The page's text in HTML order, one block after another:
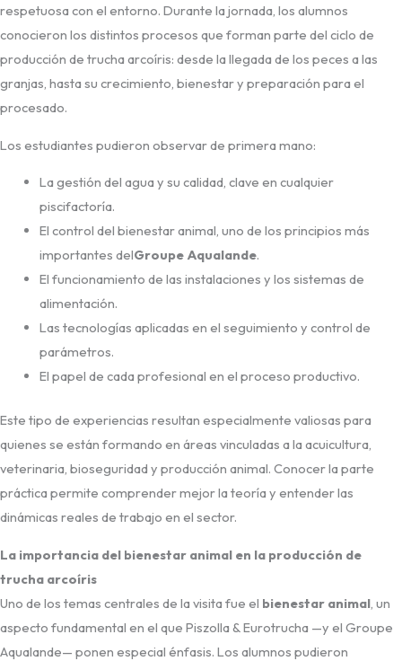
respetuosa con el entorno. Durante la jornada, los alumnos
conocieron los distintos procesos que forman parte del ciclo de
producción de trucha arcoíris: desde la llegada de los peces a las
granjas, hasta su crecimiento, bienestar y preparación para el
procesado.
Los estudiantes pudieron observar de primera mano:
La gestión del agua y su calidad, clave en cualquier
piscifactoría.
El control del bienestar animal, uno de los principios más
importantes delGroupe Aqualande.
El funcionamiento de las instalaciones y los sistemas de
alimentación.
Las tecnologías aplicadas en el seguimiento y control de
parámetros.
El papel de cada profesional en el proceso productivo.
Este tipo de experiencias resultan especialmente valiosas para
quienes se están formando en áreas vinculadas a la acuicultura,
veterinaria, bioseguridad y producción animal. Conocer la parte
práctica permite comprender mejor la teoría y entender las
dinámicas reales de trabajo en el sector.
La importancia del bienestar animal en la producción de
trucha arcoíris
Uno de los temas centrales de la visita fue el bienestar animal , un
aspecto fundamental en el que Piszolla & Eurotrucha —y el Groupe
Aqualande— ponen especial énfasis. Los alumnos pudieron